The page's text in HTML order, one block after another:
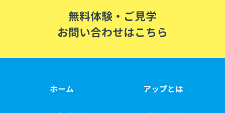
無料体験・ご見学
お問い合わせはこちら
ホーム アップとは